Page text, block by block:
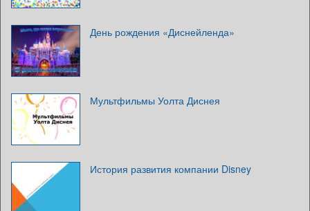
День рождения «Диснейленда»
Мультфильмы Уолта Диснея
История развития компании Disney